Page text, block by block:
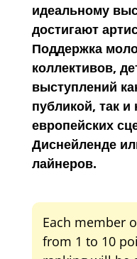
идеальному
достигают
Поддержка
коллективов,
выступлений
публикой, так
европейских
Диснейленде
лайнеров.
Each member
from 1 to 10